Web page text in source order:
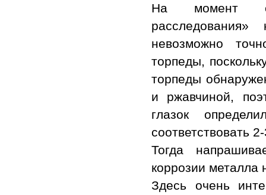
На момент
расследования»
невозможно
торпеды,
торпеды
и ржавчиной,
глазок
соответствовать
Тогда
коррозии металла
Здесь очень